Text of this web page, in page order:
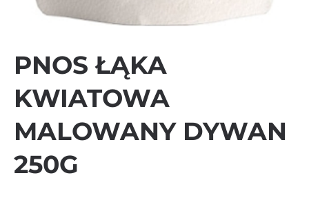
PNOS ŁĄKA
KWIATOWA
MALOWANY DYWAN
250G